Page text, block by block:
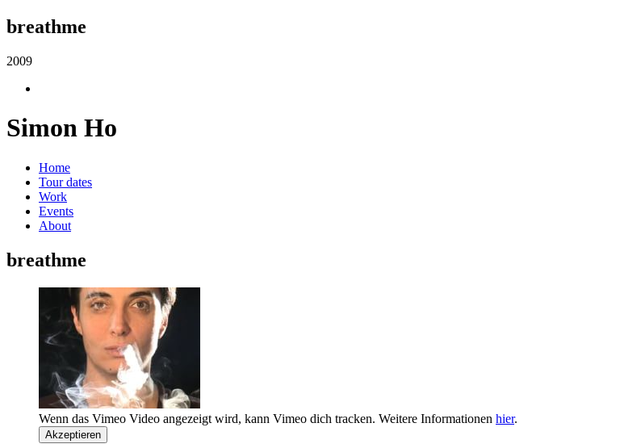
breathme
2009
Simon Ho
Home
Tour dates
Work
Events
About
breathme
Wenn das Vimeo Video angezeigt wird, kann Vimeo dich tracken. Weitere Informationen hier.
Akzeptieren